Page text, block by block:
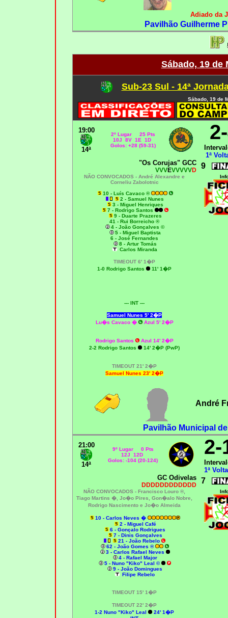
Adiado da
Pavilhão Guilherme
Sábado, 19 de
Sub-23 Sul - 14ª
Sábado, 19 de
19:00
14ª
2º Lugar 25 Pts
10J 8V 1E 1D
Golos: +28 (59-31)
1ª
"Os Corujas" GCC
VVVEVVVVVD 9
NÃO CONVOCADOS - André Alexandre e
Corneliu Zabolotnic
10 - Luís Cavaco ®
2 - Samuel Nunes
3 - Miguel Henriques
7 - Rodrigo Santos
9 - Duarte Prazeres
41 - Rui Borreicho ®
4 - João Gonçalves ©
5 - Miguel Baptista
6 - José Fernandes
8 - Artur Tomás
Carlos Miranda
TIMEOUT 6' 1�P
1-0 Rodrigo Santos
11' 1�P
--- INT ---
Samuel Nunes 5' 2�P
Lu�s Cavaco �
Azul 5' 2�P
Rodrigo Santos
Azul 14' 2�P
2-2 Rodrigo Santos
14' 2�P (PwP)
TIMEOUT 21' 2�P
Samuel Nunes 23' 2�P
André
Pavilhão Municipal
21:00
14ª
9º Lugar 0 Pts
12J 12D
Golos: -104 (20-124)
2-
1ª
GC Odivelas
DDDDDDDDDDDD 7
NÃO CONVOCADOS - Francisco Louro ®,
Tiago Martins �, Jo�o Pires, Gon�alo Nobre,
Rodrigo Nascimento e Jo�o Almeida
10 - Carlos Neves �
2 - Miguel Café
6 - Gonçalo Rodrigues
7 - Dinis Gonçalves
21 - João Rebelo
62 - João Gomes ®
3 - Carlos Rafael Neves
4 - Rafael Major
5 - Nuno "Kiko" Leal ©
9 - João Domingues
Filipe Rebelo
TIMEOUT 15' 1�P
TIMEOUT 22' 2�P
1-2 Nuno "Kiko" Leal
24' 1�P